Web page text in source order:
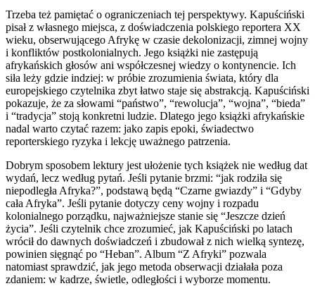
Trzeba też pamiętać o ograniczeniach tej perspektywy. Kapuściński
pisał z własnego miejsca, z doświadczenia polskiego reportera XX
wieku, obserwującego Afrykę w czasie dekolonizacji, zimnej wojny
i konfliktów postkolonialnych. Jego książki nie zastępują
afrykańskich głosów ani współczesnej wiedzy o kontynencie. Ich
siła leży gdzie indziej: w próbie zrozumienia świata, który dla
europejskiego czytelnika zbyt łatwo staje się abstrakcją. Kapuściński
pokazuje, że za słowami “państwo”, “rewolucja”, “wojna”, “bieda”
i “tradycja” stoją konkretni ludzie. Dlatego jego książki afrykańskie
nadal warto czytać razem: jako zapis epoki, świadectwo
reporterskiego ryzyka i lekcję uważnego patrzenia.
Dobrym sposobem lektury jest ułożenie tych książek nie według dat
wydań, lecz według pytań. Jeśli pytanie brzmi: “jak rodziła się
niepodległa Afryka?”, podstawą będą “Czarne gwiazdy” i “Gdyby
cała Afryka”. Jeśli pytanie dotyczy ceny wojny i rozpadu
kolonialnego porządku, najważniejsze stanie się “Jeszcze dzień
życia”. Jeśli czytelnik chce zrozumieć, jak Kapuściński po latach
wrócił do dawnych doświadczeń i zbudował z nich wielką syntezę,
powinien sięgnąć po “Heban”. Album “Z Afryki” pozwala
natomiast sprawdzić, jak jego metoda obserwacji działała poza
zdaniem: w kadrze, świetle, odległości i wyborze momentu.